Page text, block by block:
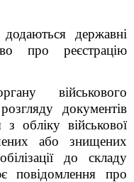
державні
про реєстрацію
військового
документів
обліку військової
або знищених
до складу
повідомлення про